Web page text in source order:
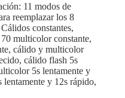
11 modos de
reemplazar los 8
constantes,
multicolor constante,
cálido y multicolor
cálido flash 5s
5s lentamente y
y 12s rápido,